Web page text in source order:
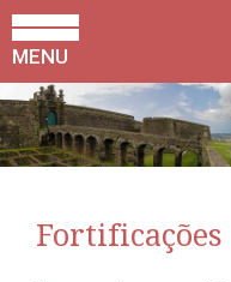
MENU
Fortificações